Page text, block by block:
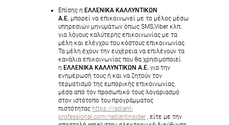
Επίσης ηΕΛΛΕΝΙΚΑ ΚΑΛΛΥΝΤΙΚΩΝ
Α.Ε. μπορεί να επικοινωνεί με το μέλος μέσω
υπηρεσιών μηνυμάτων όπως SMS,Viber κλπ.
για λόγους καλύτερης επικοινωνίας με τα
μέλη και ελέγχου του κόστους επικοινωνίας.
Τα μέλη έχουν την ευχέρεια να επιλέγουν τα
κανάλια επικοινωνίας που θα χρησιμοποιεί
ηΕΛΛΕΝΙΚΑ ΚΑΛΛΥΝΤΙΚΩΝ Α.Ε. για την
ενημέρωσή τους ή και να ζητούν τον
τερματισμό της εμπορικής επικοινωνίας,
μέσα από τον προσωπικό τους λογαριασμό
στον ιστότοπο του προγράμματος
πιστότητας https://radiant-
professional.com/radiantinsider , είτε με την